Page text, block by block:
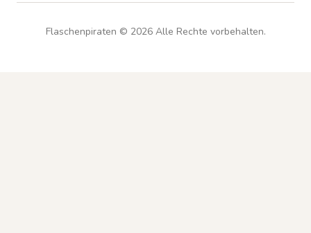
Flaschenpiraten © 2026Alle Rechte vorbehalten.